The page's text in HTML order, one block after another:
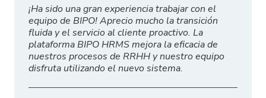
¡Ha sido una gran experiencia trabajar con el
equipo de BIPO! Aprecio mucho la transición
fluida y el servicio al cliente proactivo. La
plataforma BIPO HRMS mejora la eficacia de
nuestros procesos de RRHH y nuestro equipo
disfruta utilizando el nuevo sistema.